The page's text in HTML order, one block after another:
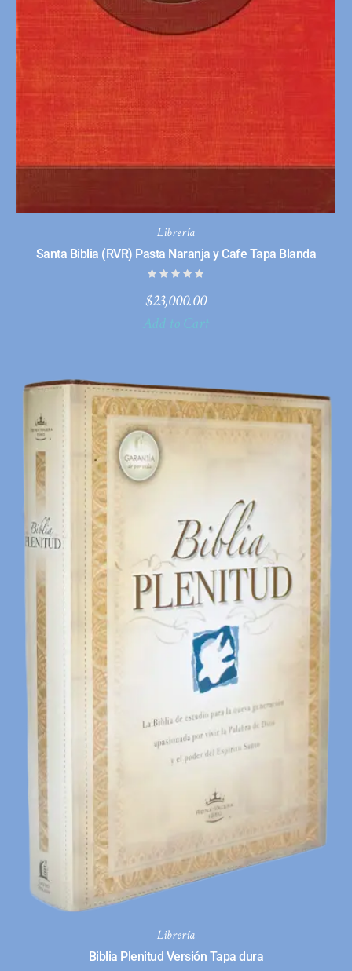
Librería
Santa Biblia (RVR) Pasta Naranja y Cafe Tapa Blanda
$23,000.00
Add to Cart
Librería
Biblia Plenitud Versión Tapa dura